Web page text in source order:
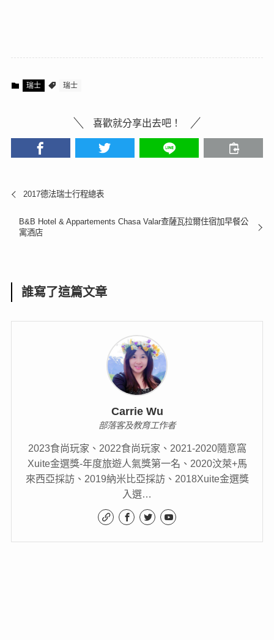
瑞士 瑞士
喜歡就分享出去吧！
2017德法瑞士行程總表
B&B Hotel & Appartements Chasa Valar查薩瓦拉爾住宿加早餐公
寓酒店
誰寫了這篇文章
Carrie Wu
部落客及教育工作者
2023食尚玩家、2022食尚玩家、2021-2020隨意窩
Xuite金選獎-年度旅遊人氣獎第一名、2020汶萊+馬
來西亞採訪、2019納米比亞採訪、2018Xuite金選獎
入選…